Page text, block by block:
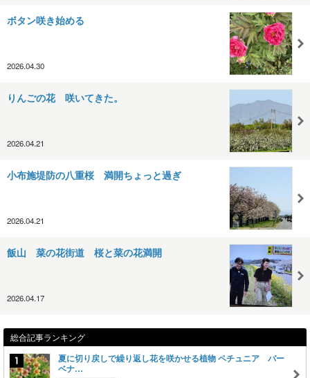
ボタン咲き始める
2026.04.30
りんごの花 咲いてきた。
2026.04.21
小布施堤防の八重桜 満開ちょっと過ぎ
2026.04.21
飯山 菜の花街道 桜と菜の花満開
2026.04.17
総合記事ランキング
夏に切り戻しで繰り返し花を咲かせる植物 ペチュニア バー
ベナ…